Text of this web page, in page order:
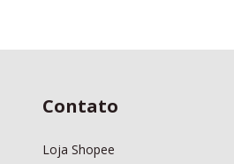
Contato
Loja Shopee